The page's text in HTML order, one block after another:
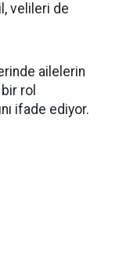
velileri de
ailelerin
rol
ifade ediyor.